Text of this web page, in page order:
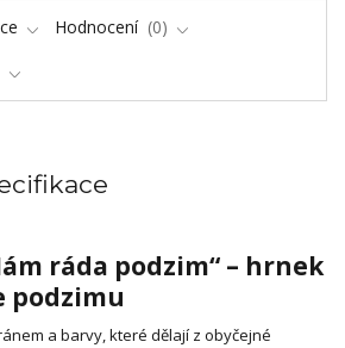
Hodnocení
0
ráda podzim“ – hrnek
podzimu
a barvy, které dělají z obyčejné